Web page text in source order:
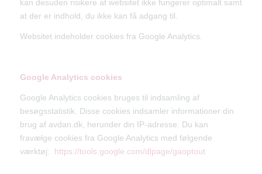
kan desuden risikere at websitet ikke fungerer optimalt samt
at der er indhold, du ikke kan få adgang til.
Websitet indeholder cookies fra Google Analytics.
Google Analytics cookies
Google Analytics cookies bruges til indsamling af
besøgsstatistik. Disse cookies indsamler informationer din
brug af avdan.dk, herunder din IP-adresse. Du kan
fravælge cookies fra Google Analytics med følgende
værktøj: https://tools.google.com/dlpage/gaoptout